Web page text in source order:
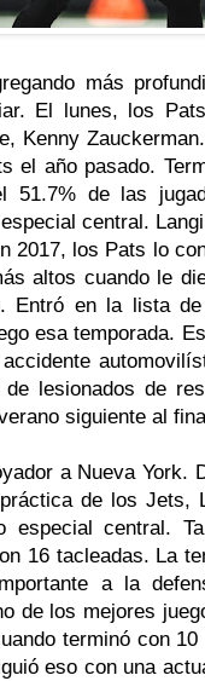
más
El lunes, los
Kenny
el año pasado.
51.7% de las
central.
2017, los Pats lo
altos cuando le
Entró en la lista
esa temporada.
lesionados de
siguiente al
a Nueva York.
de los Jets,
especial central.
16 tacleadas. La
a la
de los mejores
terminó con
eso con una